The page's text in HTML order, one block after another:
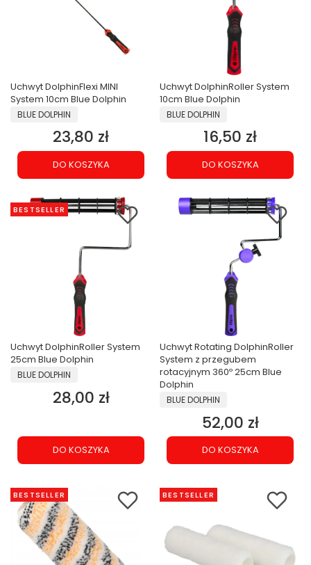
Uchwyt DolphinFlexi MINI
System 10cm Blue Dolphin
PRODUCENT
BLUE DOLPHIN
Cena
23,80 zł
DO KOSZYKA
Uchwyt DolphinRoller System
10cm Blue Dolphin
PRODUCENT
BLUE DOLPHIN
Cena
16,50 zł
DO KOSZYKA
BESTSELLER
Uchwyt DolphinRoller System
25cm Blue Dolphin
PRODUCENT
BLUE DOLPHIN
Cena
28,00 zł
DO KOSZYKA
Uchwyt Rotating DolphinRoller
System z przegubem
rotacyjnym 360º 25cm Blue
Dolphin
PRODUCENT
BLUE DOLPHIN
Cena
52,00 zł
DO KOSZYKA
BESTSELLER BESTSELLER